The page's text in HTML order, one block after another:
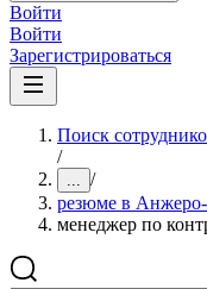
Войти
Войти
Зарегистрироваться
Поиск
/
... /
резюме в
менеджер по